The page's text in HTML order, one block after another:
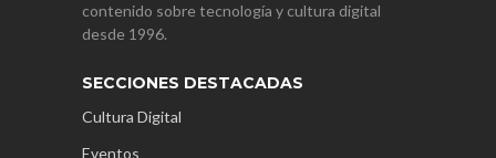
contenido sobre tecnología y cultura digital
desde 1996.
SECCIONES DESTACADAS
Cultura Digital
Eventos